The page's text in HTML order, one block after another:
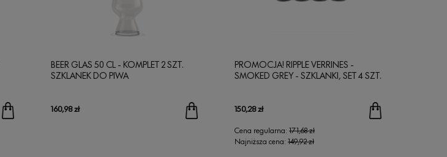
BEER GLAS 50 CL - KOMPLET 2 SZT.
SZKLANEK DO PIWA
160,98 zł
PROMOCJA! RIPPLE VERRINES -
SMOKED GREY - SZKLANKI, SET 4 SZT.
150,28 zł
Cena regularna: 171,68 zł
Najniższa cena: 149,92 zł